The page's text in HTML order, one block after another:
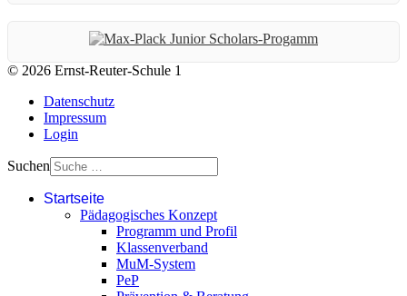
© 2026 Ernst-Reuter-Schule 1
Datenschutz
Impressum
Login
Suchen
Startseite
Pädagogisches Konzept
Programm und Profil
Klassenverband
MuM-System
PeP